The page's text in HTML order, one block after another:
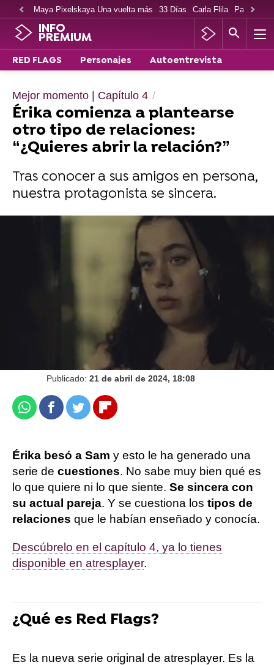
Maya Pixelskaya Una vuelta más 33 Días Carla Flila Paco
INFO
PREMIUM
RED FLAGS Personajes Autoentrevista
Mejor momento | Capítulo 4
Érika comienza a plantearse
otro tipo de relaciones:
“¿Quieres abrir la relación?”
Tras conocer a sus amigos en persona,
nuestra protagonista se sincera.
Disfruta del cuarto capítulo de Red Flags en
Sandra Lázaro
Publicado: 21 de abril de 2024, 18:08
WhatsappFacebook
TwitterFlipboard
Érika besó a Sam y esto le ha generado una
serie de cuestiones. No sabe muy bien qué es
lo que quiere ni lo que siente. Se sincera con
su actual pareja. Y se cuestiona los tipos de
relaciones que le habían enseñado y conocía.
Descúbrelo en el capítulo 4, ya lo tienes
disponible en atresplayer.
¿Qué es Red Flags?
Es la nueva serie original de atresplayer. Es la